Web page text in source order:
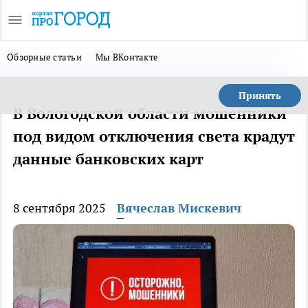
Обзорные статьи Мы ВКонтакте
Принять
В Вологодской области мошенники
под видом отключения света крадут
данные банковских карт
8 сентября 2025 Вячеслав Мискевич